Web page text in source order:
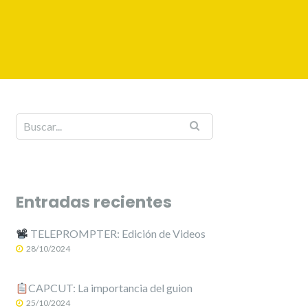
Entradas recientes
TELEPROMPTER: Edición de Videos
28/10/2024
CAPCUT: La importancia del guion
25/10/2024